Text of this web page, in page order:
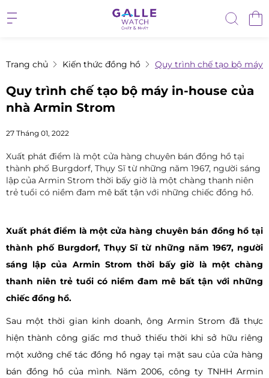
Trang chủ Kiến thức đồng hồ Quy trình chế tạo bộ máy
Quy trình chế tạo bộ máy in-house của
nhà Armin Strom
27 Tháng 01, 2022
Xuất phát điểm là một cửa hàng chuyên bán đồng hồ tại
thành phố Burgdorf, Thụy Sĩ từ những năm 1967, người sáng
lập của Armin Strom thời bấy giờ là một chàng thanh niên
trẻ tuổi có niềm đam mê bất tận với những chiếc đồng hồ.
Xuất phát điểm là một cửa hàng chuyên bán đồng hồ tại
thành phố Burgdorf, Thụy Sĩ từ những năm 1967, người
sáng lập của Armin Strom thời bấy giờ là một chàng
thanh niên trẻ tuổi có niềm đam mê bất tận với những
chiếc đồng hồ.
Sau một thời gian kinh doanh, ông Armin Strom đã thực
hiện thành công giấc mơ thuở thiếu thời khi sở hữu riêng
một xưởng chế tác đồng hồ ngay tại mặt sau của cửa hàng
bán đồng hồ của mình. Năm 2006, công ty TNHH Armin